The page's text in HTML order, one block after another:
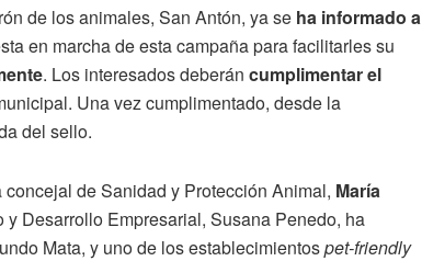
de los animales, San Antón, ya se ha informado a
en marcha de esta campaña para facilitarles su
. Los interesados deberán cumplimentar el
Una vez cumplimentado, desde la
del sello.
de Sanidad y Protección Animal, María
Desarrollo Empresarial, Susana Penedo, ha
Mata, y uno de los establecimientospet-friendly